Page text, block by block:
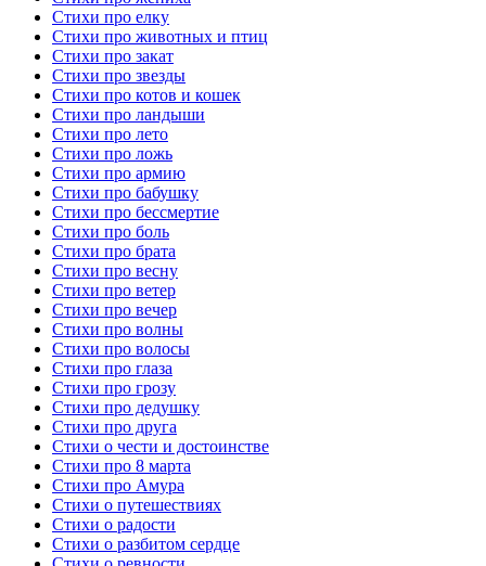
Стихи про елку
Стихи про животных и птиц
Стихи про закат
Стихи про звезды
Стихи про котов и кошек
Стихи про ландыши
Стихи про лето
Стихи про ложь
Стихи про армию
Стихи про бабушку
Стихи про бессмертие
Стихи про боль
Стихи про брата
Стихи про весну
Стихи про ветер
Стихи про вечер
Стихи про волны
Стихи про волосы
Стихи про глаза
Стихи про грозу
Стихи про дедушку
Стихи про друга
Стихи о чести и достоинстве
Стихи про 8 марта
Стихи про Амура
Стихи о путешествиях
Стихи о радости
Стихи о разбитом сердце